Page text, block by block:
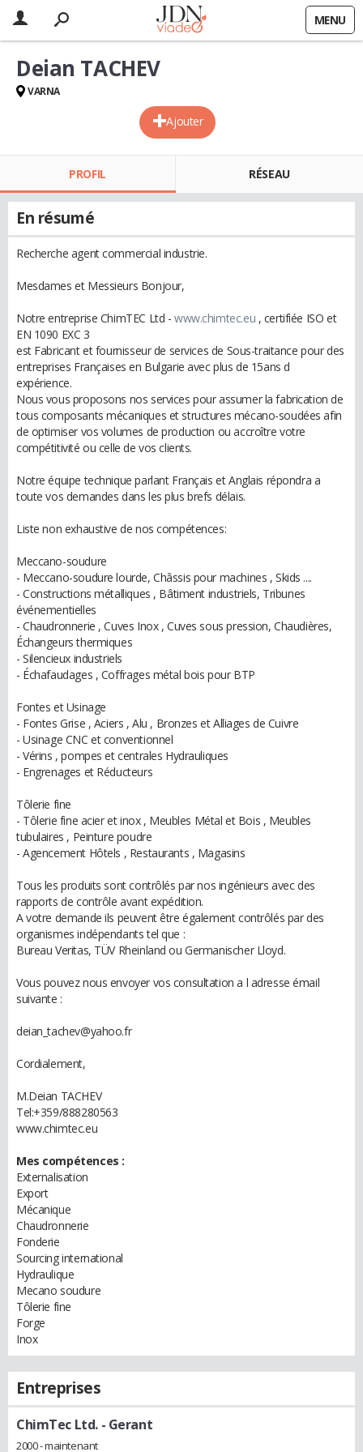
MENU
Ajouter
Deian TACHEV
VARNA
PROFIL RÉSEAU
En résumé
Recherche agent commercial industrie.
Mesdames et Messieurs Bonjour,
Notre entreprise ChimTEC Ltd - www.chimtec.eu , certifiée ISO et
EN 1090 EXC 3
est Fabricant et fournisseur de services de Sous-traitance pour des
entreprises Françaises en Bulgarie avec plus de 15ans d
expérience.
Nous vous proposons nos services pour assumer la fabrication de
tous composants mécaniques et structures mécano-soudées afin
de optimiser vos volumes de production ou accroître votre
compétitivité ou celle de vos clients.
Notre équipe technique parlant Français et Anglais répondra a
toute vos demandes dans les plus brefs délais.
Liste non exhaustive de nos compétences:
Meccano-soudure
- Meccano-soudure lourde, Châssis pour machines , Skids ....
- Constructions métalliques , Bâtiment industriels, Tribunes
événementielles
- Chaudronnerie , Cuves Inox , Cuves sous pression, Chaudières,
Échangeurs thermiques
- Silencieux industriels
- Échafaudages , Coffrages métal bois pour BTP
Fontes et Usinage
- Fontes Grise , Aciers , Alu , Bronzes et Alliages de Cuivre
- Usinage CNC et conventionnel
- Vérins , pompes et centrales Hydrauliques
- Engrenages et Réducteurs
Tôlerie fine
- Tôlerie fine acier et inox , Meubles Métal et Bois , Meubles
tubulaires , Peinture poudre
- Agencement Hôtels , Restaurants , Magasins
Tous les produits sont contrôlés par nos ingénieurs avec des
rapports de contrôle avant expédition.
A votre demande ils peuvent être également contrôlés par des
organismes indépendants tel que :
Bureau Veritas, TÜV Rheinland ou Germanischer Lloyd.
Vous pouvez nous envoyer vos consultation a l adresse émail
suivante :
deian_tachev@yahoo.fr
Cordialement,
M.Deian TACHEV
Tel:+359/888280563
www.chimtec.eu
Mes compétences :
Externalisation
Export
Mécanique
Chaudronnerie
Fonderie
Sourcing international
Hydraulique
Mecano soudure
Tôlerie fine
Forge
Inox
Entreprises
ChimTec Ltd.- Gerant
2000 - maintenant